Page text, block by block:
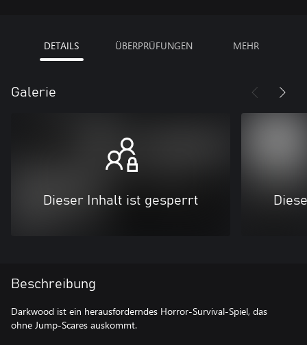
DETAILS ÜBERPRÜFUNGEN MEHR
Galerie
Dieser Inhalt ist gesperrt
Beschreibung
Darkwood ist ein herausforderndes Horror-Survival-Spiel, das
ohne Jump-Scares auskommt.